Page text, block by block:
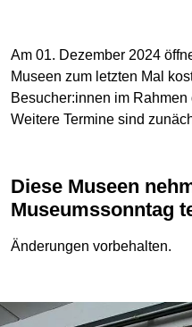
Am 01. Dezember 2024
Museen zum letzten Mal
Besucher:innen im
Weitere Termine sind
Diese Museen nehmen am
Museumssonntag
Änderungen vorbehalten.